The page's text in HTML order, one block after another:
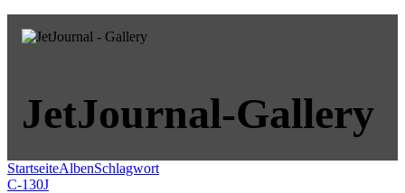
JetJournal-Gallery
StartseiteAlbenSchlagwort
C-130J